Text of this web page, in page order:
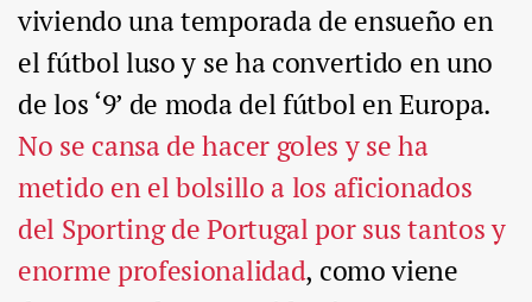
viviendo una temporada de ensueño en
el fútbol luso y se ha convertido en uno
de los ‘9’ de moda del fútbol en Europa.
No se cansa de hacer goles y se ha
metido en el bolsillo a los aficionados
del Sporting de Portugal por sus tantos y
enorme profesionalidad, como viene